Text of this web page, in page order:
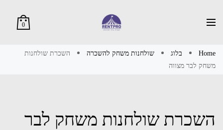
0
Home בלוג שולחנות משחק להשכרה
השכרת שולחנות
משחק לבר מצווה
השכרת שולחנות משחק לבר